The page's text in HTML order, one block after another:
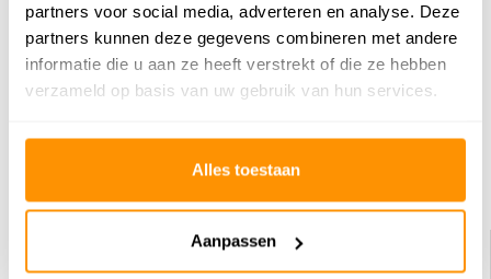
partners voor social media, adverteren en analyse. Deze
partners kunnen deze gegevens combineren met andere
informatie die u aan ze heeft verstrekt of die ze hebben
verzameld op basis van uw gebruik van hun services.
Alles toestaan
Aanpassen
0/ 5 Gemiddelde uit 0 beoordelingen
Er zijn nog geen reviews geschreven over dit product..
Dit vind je misschien ook leuk
KORTING 20%